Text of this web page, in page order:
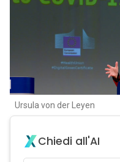
Ursula von der Leyen
Chiedi all'AI